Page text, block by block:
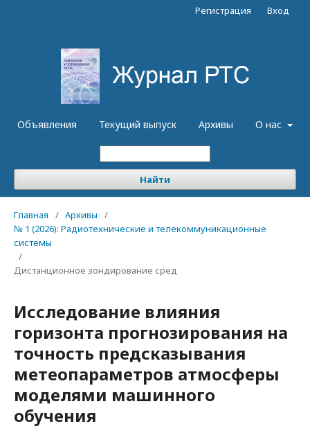
Объявления Текущий выпуск Архивы О нас
Найти
Регистрация Вход
Главная / Архивы
/
№ 1 (2026): Радиотехнические и телекоммуникационные
системы
/
Дистанционное зондирование сред
Исследование влияния
горизонта прогнозирования на
точность предсказывания
метеопараметров атмосферы
моделями машинного
обучения